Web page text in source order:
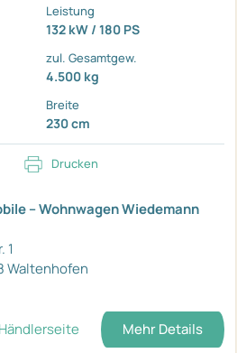
Leistung
132 kW / 180 PS
zul. Gesamtgew.
4.500 kg
Breite
230 cm
Drucken
– Wohnwagen Wiedemann
1
Waltenhofen
Mehr Details